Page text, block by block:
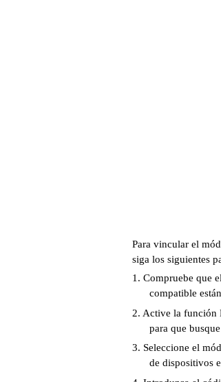
Para vincular el
siga los siguientes
1. Compruebe que
compatible
2. Active la función
para que
3. Seleccione el
de dispositivos